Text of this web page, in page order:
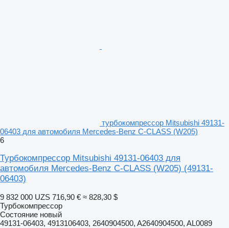
турбокомпрессор Mitsubishi 49131-
06403 для автомобиля Mercedes-Benz C-CLASS (W205)
6
Турбокомпрессор Mitsubishi 49131-06403 для
автомобиля Mercedes-Benz C-CLASS (W205) (49131-
06403)
9 832 000 UZS 716,90 € ≈ 828,30 $
Турбокомпрессор
Состояние новый
49131-06403, 4913106403, 2640904500, A2640904500, AL0089